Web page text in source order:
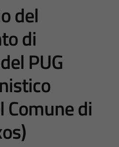
del
di
PUG
Comune di